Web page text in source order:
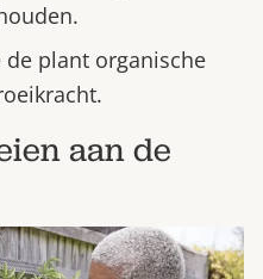
plant organische
aan de